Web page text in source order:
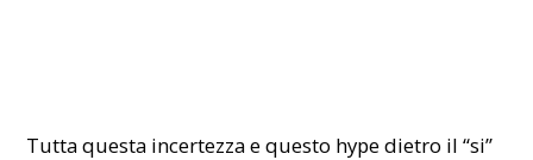
Tutta questa incertezza e questo hype dietro il “si”